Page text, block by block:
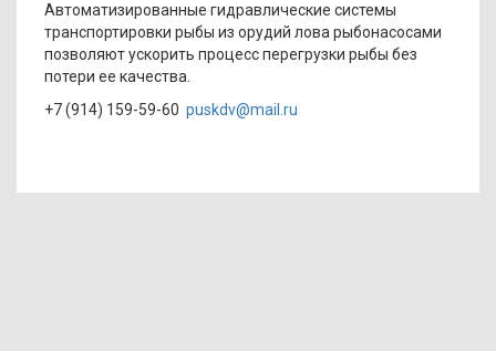
Автоматизированные гидравлические системы
транспортировки рыбы из орудий лова рыбонасосами
позволяют ускорить процесс перегрузки рыбы без
потери ее качества.
+7 (914) 159-59-60 puskdv@mail.ru